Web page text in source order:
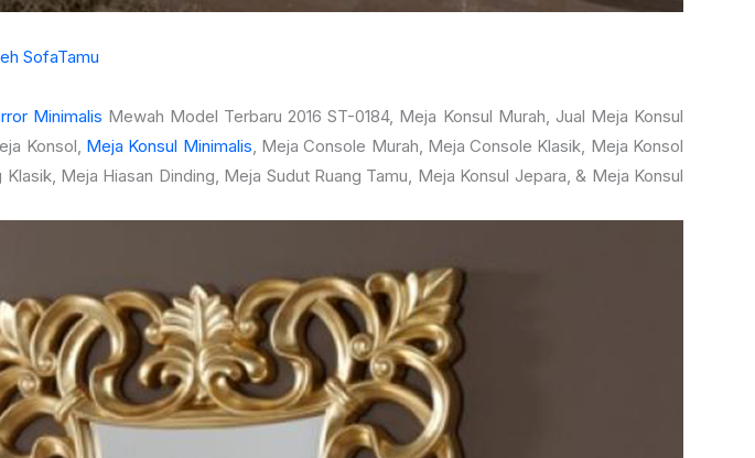
SofaTamu
Minimalis Mewah Model Terbaru 2016 ST-0184, Meja Konsul Murah, Jual Meja Konsul
Konsol, Meja Konsul Minimalis, Meja Console Murah, Meja Console Klasik, Meja Konsol
Meja Hiasan Dinding, Meja Sudut Ruang Tamu, Meja Konsul Jepara, & Meja Konsul